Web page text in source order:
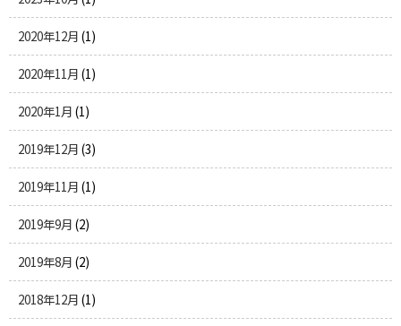
2020年12月 (1)
2020年11月 (1)
2020年1月 (1)
2019年12月 (3)
2019年11月 (1)
2019年9月 (2)
2019年8月 (2)
2018年12月 (1)